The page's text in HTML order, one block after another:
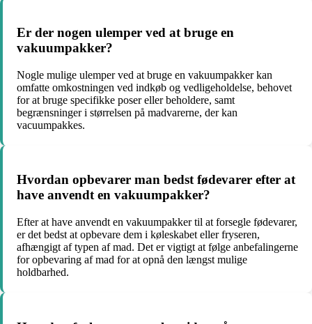
Er der nogen ulemper ved at bruge en
vakuumpakker?
Nogle mulige ulemper ved at bruge en vakuumpakker kan
omfatte omkostningen ved indkøb og vedligeholdelse, behovet
for at bruge specifikke poser eller beholdere, samt
begrænsninger i størrelsen på madvarerne, der kan
vacuumpakkes.
Hvordan opbevarer man bedst fødevarer efter at
have anvendt en vakuumpakker?
Efter at have anvendt en vakuumpakker til at forsegle fødevarer,
er det bedst at opbevare dem i køleskabet eller fryseren,
afhængigt af typen af mad. Det er vigtigt at følge anbefalingerne
for opbevaring af mad for at opnå den længst mulige
holdbarhed.